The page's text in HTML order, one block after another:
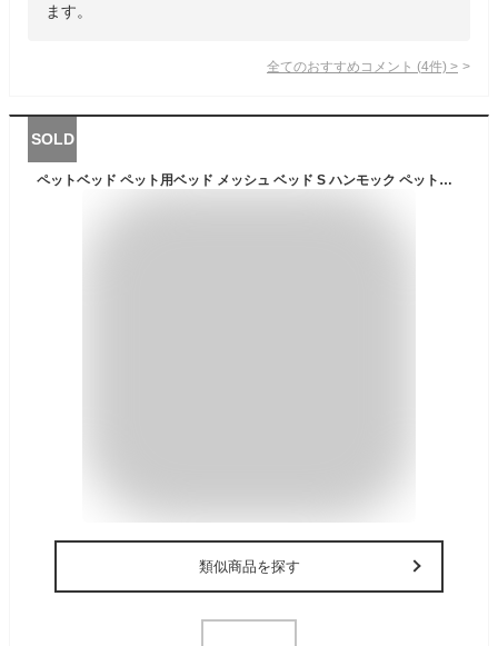
ます。
全てのおすすめコメント (4件) >
SOLD
ペットベッド ペット用ベッド メッシュ ベッド S ハンモック ペット用コット 脚付き コット テント付き 春夏 夏用 屋内 屋外 小型犬 犬 猫 アウトドア キャンプ 涼しい 日除け 熱中症対策 通気性 猫用 紫外線【30日保証】
類似商品を探す